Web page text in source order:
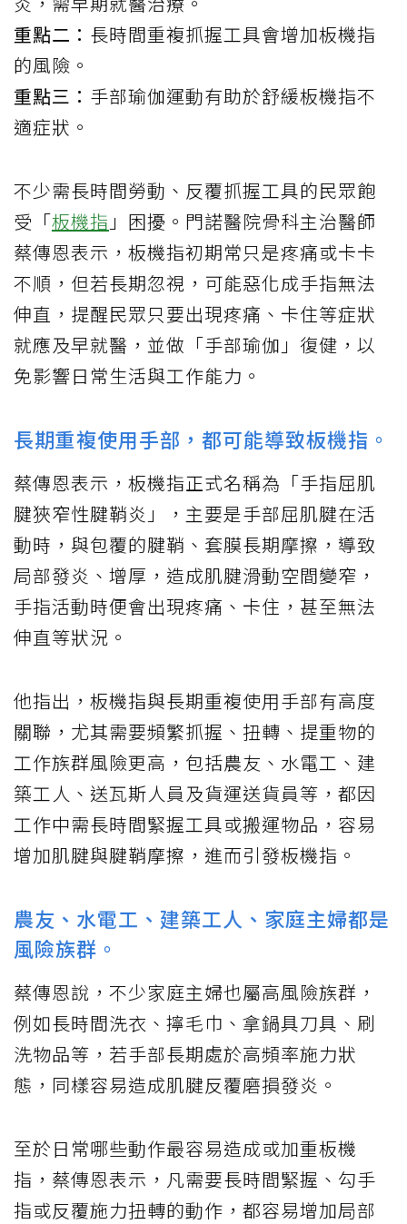
重點二： 長時間重複抓握工具會增加板機指
的風險。
重點三： 手部瑜伽運動有助於舒緩板機指不
適症狀。
不少需長時間勞動、反覆抓握工具的民眾飽
受「板機指 」困擾。門諾醫院骨科主治醫師
蔡傳恩表示，板機指初期常只是疼痛或卡卡
不順，但若長期忽視，可能惡化成手指無法
伸直，提醒民眾只要出現疼痛、卡住等症狀
就應及早就醫，並做「手部瑜伽」復健，以
免影響日常生活與工作能力。
長期重複使用手部，都可能導致板機指。
蔡傳恩表示，板機指正式名稱為「手指屈肌
腱狹窄性腱鞘炎」，主要是手部屈肌腱在活
動時，與包覆的腱鞘、套膜長期摩擦，導致
局部發炎、增厚，造成肌腱滑動空間變窄，
手指活動時便會出現疼痛、卡住，甚至無法
伸直等狀況。
他指出，板機指與長期重複使用手部有高度
關聯，尤其需要頻繁抓握、扭轉、提重物的
工作族群風險更高，包括農友、水電工、建
築工人、送瓦斯人員及貨運送貨員等，都因
工作中需長時間緊握工具或搬運物品，容易
增加肌腱與腱鞘摩擦，進而引發板機指。
農友、水電工、建築工人、家庭主婦都是
風險族群。
蔡傳恩說，不少家庭主婦也屬高風險族群，
例如長時間洗衣、擰毛巾、拿鍋具刀具、刷
洗物品等，若手部長期處於高頻率施力狀
態，同樣容易造成肌腱反覆磨損發炎。
至於日常哪些動作最容易造成或加重板機
指，蔡傳恩表示，凡需要長時間緊握、勾手
指或反覆施力扭轉的動作，都容易增加局部